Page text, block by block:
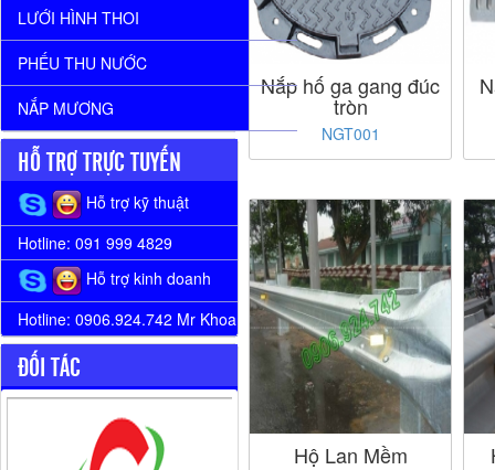
Nắp hố ga gang đúc
tròn
NGT001
Hộ Lan Mềm
LƯỚI HÌNH THOI
PHẾU THU NƯỚC
NẮP MƯƠNG
HỖ TRỢ TRỰC TUYẾN
Hỗ trợ kỹ thuật
Hotline: 091 999 4829
Hỗ trợ kinh doanh
Hotline: 0906.924.742 Mr Khoa
ĐỐI TÁC